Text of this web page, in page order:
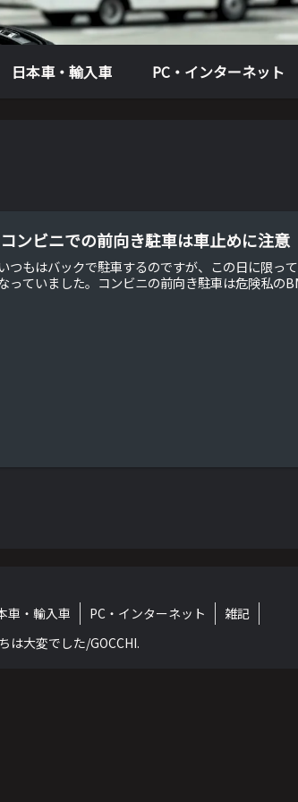
日本車・輸入車 PC・インターネット
ンビニでの前向き駐車は車止めに注意
つもはバックで駐車するのですが、この日に限っ
っていました。コンビニの前向き駐車は危険私の
車・輸入車 PC・インターネット
雑記
は大変でした/GOCCHI.